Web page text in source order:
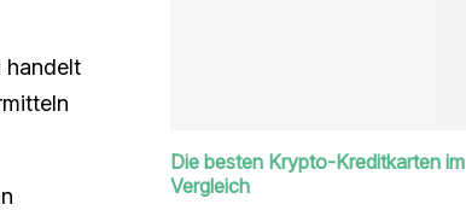
handelt
Die besten Krypto-Kreditkarten im
Vergleich